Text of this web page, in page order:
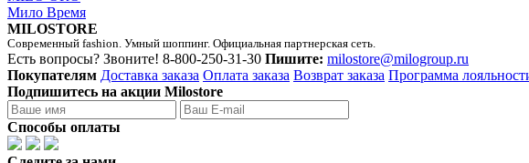
Мило Время
MILOSTORE
Современный fashion. Умный шоппинг. Официальная партнерская сеть.
Есть вопросы? Звоните! 8-800-250-31-30 Пишите: milostore@milogroup.ru
Покупателям Доставка заказа Оплата заказа Возврат заказа Программа
Подпишитесь на акции Milostore
Способы оплаты